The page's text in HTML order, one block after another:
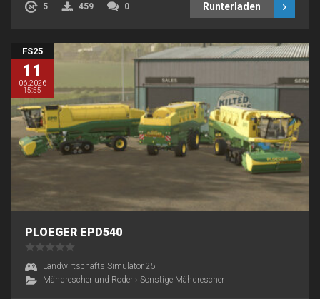
5 459 0 Runterladen
FS25
11
06.2026
15:55
PLOEGER EPD540
Landwirtschafts Simulator 25
Mähdrescher und Roder › Sonstige Mähdrescher